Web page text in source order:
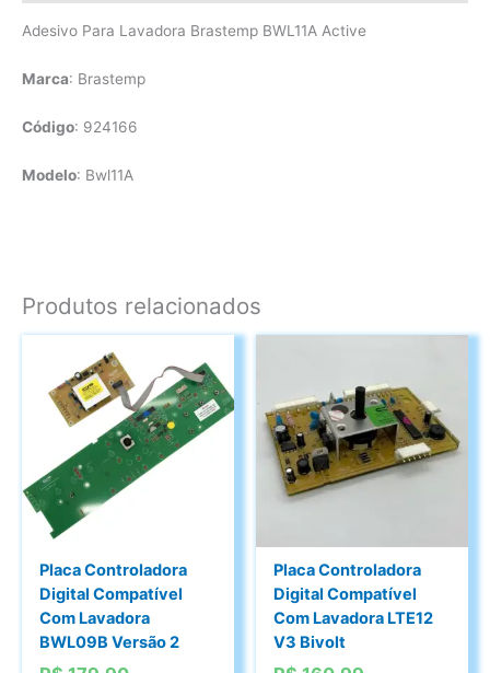
Adesivo Para Lavadora Brastemp BWL11A Active
Marca: Brastemp
Código: 924166
Modelo: Bwl11A
Produtos relacionados
Placa Controladora
Digital Compatível
Com Lavadora
BWL09B Versão 2
Placa Controladora
Digital Compatível
Com Lavadora LTE12
V3 Bivolt